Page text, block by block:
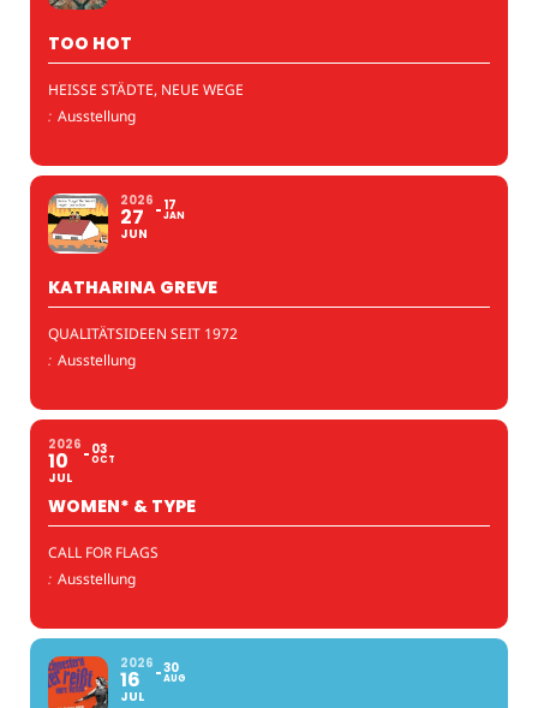
TOO HOT
HEISSE STÄDTE, NEUE WEGE
: Ausstellung
2026
27
JUN
17
JAN
KATHARINA GREVE
QUALITÄTSIDEEN SEIT 1972
: Ausstellung
2026
10
JUL
03
OCT
WOMEN* & TYPE
CALL FOR FLAGS
: Ausstellung
2026
16
JUL
30
AUG